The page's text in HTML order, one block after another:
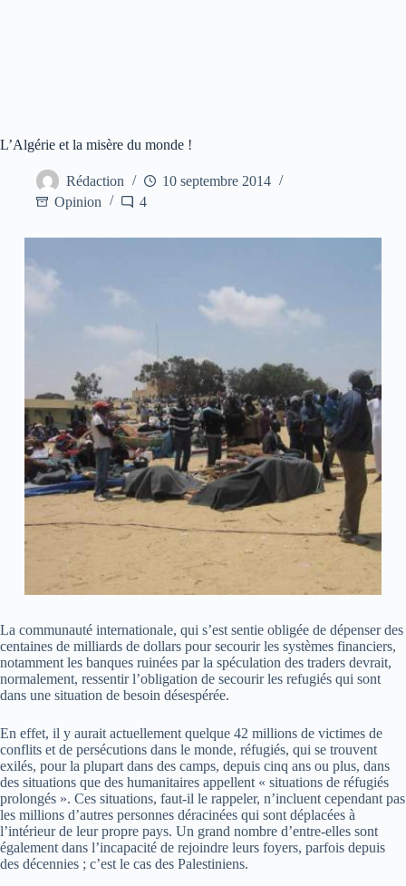
L’Algérie et la misère du monde !
Rédaction
10 septembre 2014
Opinion
4
La communauté internationale, qui s’est sentie obligée de dépenser des
centaines de milliards de dollars pour secourir les systèmes financiers,
notamment les banques ruinées par la spéculation des traders devrait,
normalement, ressentir l’obligation de secourir les refugiés qui sont
dans une situation de besoin désespérée.
En effet, il y aurait actuellement quelque 42 millions de victimes de
conflits et de persécutions dans le monde, réfugiés, qui se trouvent
exilés, pour la plupart dans des camps, depuis cinq ans ou plus, dans
des situations que des humanitaires appellent « situations de réfugiés
prolongés ». Ces situations, faut-il le rappeler, n’incluent cependant pas
les millions d’autres personnes déracinées qui sont déplacées à
l’intérieur de leur propre pays. Un grand nombre d’entre-elles sont
également dans l’incapacité de rejoindre leurs foyers, parfois depuis
des décennies ; c’est le cas des Palestiniens.